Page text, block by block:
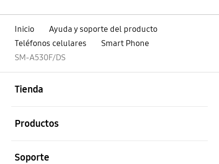
Inicio
Ayuda y soporte del producto
Teléfonos celulares
Smart Phone
SM-A530F/DS
Tienda
Productos
Soporte